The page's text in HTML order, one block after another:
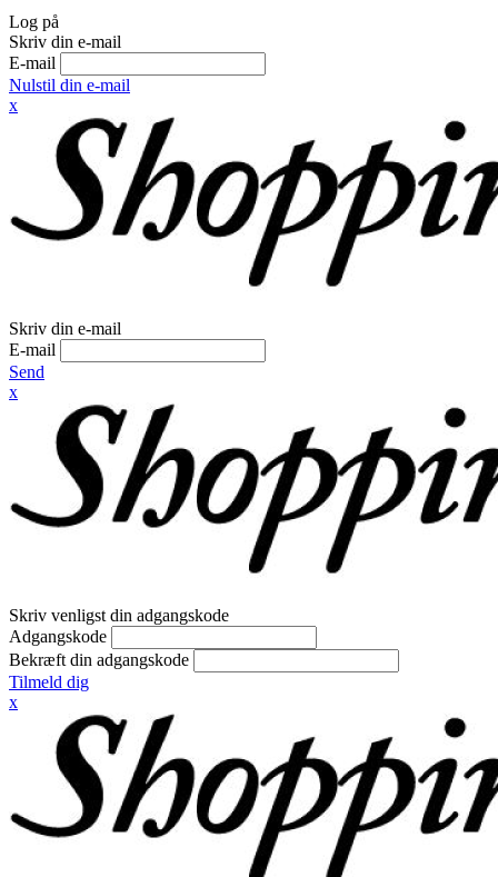
Log på
Skriv din e-mail
E-mail
Nulstil din e-mail
x
Skriv din e-mail
E-mail
Send
x
Skriv venligst din adgangskode
Adgangskode
Bekræft din adgangskode
Tilmeld dig
x